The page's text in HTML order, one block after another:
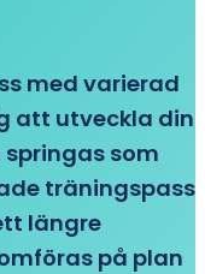
med varierad
att utveckla din
som
träningspass
längre
på plan